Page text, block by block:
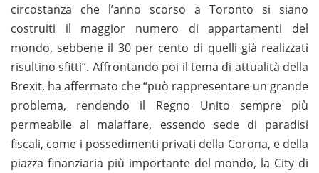
circostanza che l’anno scorso a Toronto si siano
costruiti il maggior numero di appartamenti del
mondo, sebbene il 30 per cento di quelli già realizzati
risultino sfitti”. Affrontando poi il tema di attualità della
Brexit, ha affermato che “può rappresentare un grande
problema, rendendo il Regno Unito sempre più
permeabile al malaffare, essendo sede di paradisi
fiscali, come i possedimenti privati della Corona, e della
piazza finanziaria più importante del mondo, la City di